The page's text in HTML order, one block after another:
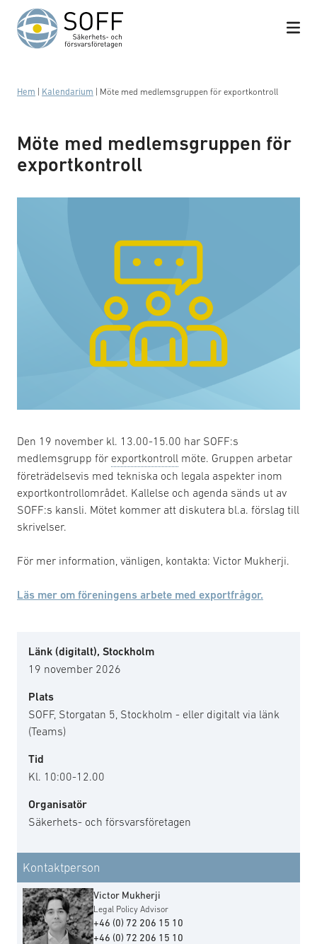
Hoppa till innehåll
Hem Kalendarium Möte med medlemsgruppen för exportkontroll
Möte med medlemsgruppen för
exportkontroll
Den 19 november kl. 13.00-15.00 har SOFF:s
medlemsgrupp för exportkontroll möte. Gruppen arbetar
företrädelsevis med tekniska och legala aspekter inom
exportkontrollområdet. Kallelse och agenda sänds ut av
SOFF:s kansli. Mötet kommer att diskutera bl.a. förslag till
skrivelser.
För mer information, vänligen, kontakta: Victor Mukherji.
Läs mer om föreningens arbete med exportfrågor.
Länk (digitalt), Stockholm
19 november 2026
Plats
SOFF, Storgatan 5, Stockholm - eller digitalt via länk
(Teams)
Tid
Kl. 10:00-12.00
Organisatör
Säkerhets- och försvarsföretagen
Kontaktperson
Victor Mukherji
Legal Policy Advisor
+46 (0) 72 206 15 10
+46 (0) 72 206 15 10